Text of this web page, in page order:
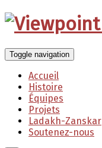
Toggle navigation
Accueil
Histoire
Équipes
Projets
Ladakh-Zanskar
Soutenez-nous